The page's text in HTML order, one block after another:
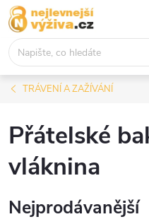
Přejít
na
obsah
TRÁVENÍ A ZAŽÍVÁNÍ
Přátelské
vláknina
Nejprodávanější